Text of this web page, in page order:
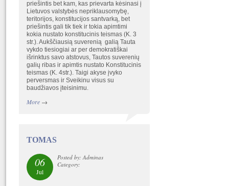
priešintis bet kam, kas prievarta kėsinasi į
Lietuvos valstybės nepriklausomybę,
teritorijos, konstitucijos santvarką, bet
priešintis gali tik tiek ir tokia apimtimi
kokia nustato konstitucinis teismas (K. 3
str.). Aukščiausią suverenią galią Tauta
vykdo tiesiogiai ar per demokratiškai
išrinktus savo atstovus, Tautos suverenių
galių ribas ir apimtis nustato Konstitucinis
teismas (K. 4str.). Taigi akyse įvyko
perversmas ir Sveikinu visus su
baudžiavos įteisinimu.
More→
TOMAS
06
Jul
Posted by: Adminas
Category: